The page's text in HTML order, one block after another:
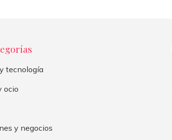
tecnología
ocio
y negocios